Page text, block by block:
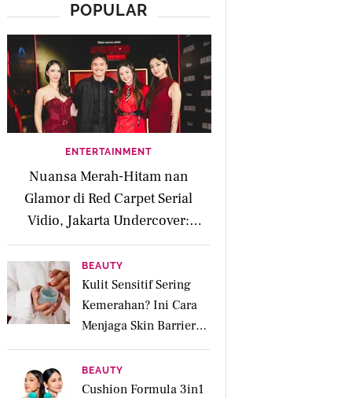
POPULAR
ENTERTAINMENT
Nuansa Merah-Hitam nan
Glamor di Red Carpet Serial
Vidio, Jakarta Undercover:
Members Only
BEAUTY
Kulit Sensitif Sering
Kemerahan? Ini Cara
Menjaga Skin Barrier
agar Tetap Tenang
BEAUTY
Cushion Formula 3in1